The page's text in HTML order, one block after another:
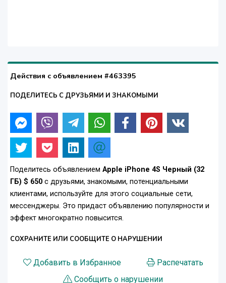
Действия с объявлением #463395
ПОДЕЛИТЕСЬ С ДРУЗЬЯМИ И ЗНАКОМЫМИ
Поделитесь объявлением Apple iPhone 4S Черный (32
ГБ) $ 650 с друзьями, знакомыми, потенциальными
клиентами, используйте для этого социальные сети,
мессенджеры. Это придаст объявлению популярности и
эффект многократно повысится.
СОХРАНИТЕ ИЛИ СООБЩИТЕ О НАРУШЕНИИ
Добавить в Избранное
Распечатать
Сообщить о нарушении